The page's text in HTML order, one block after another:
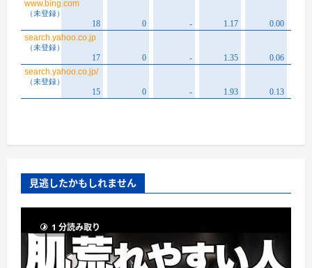
見逃したかもしれません
1 分読み取り